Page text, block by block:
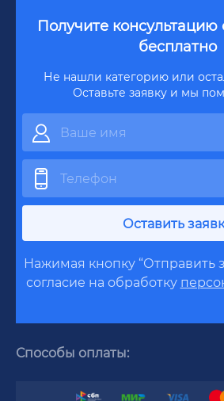
Способы оплаты:
Получите консультацию
бесплатно
Не нашли категорию или
Оставьте заявку и мы
Оставить
Нажимая кнопку “Отправить
согласие на обработку